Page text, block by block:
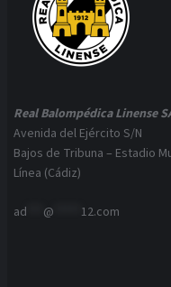
Real Balompédica Linense
Avenida del Ejército S/N
Bajos de Tribuna – Estadio
Línea (Cádiz)
ad @ 12.com